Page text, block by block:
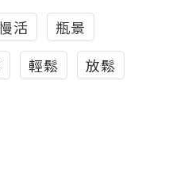
活
瓶景
輕鬆
放鬆